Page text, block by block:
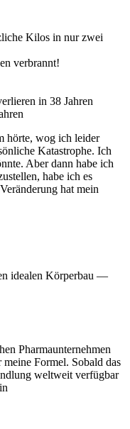
Kilos in nur zwei
verbrannt!
in 38 Jahren
hörte, wog ich leider
Katastrophe. Ich
Aber dann habe ich
habe ich es
hat mein
idealen Körperbau —
Pharmaunternehmen
Formel. Sobald das
weltweit verfügbar